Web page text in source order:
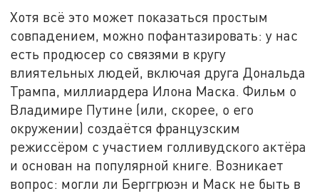
Хотя всё это может показаться простым
совпадением, можно пофантазировать: у нас
есть продюсер со связями в кругу
влиятельных людей, включая друга Дональда
Трампа, миллиардера Илона Маска. Фильм о
Владимире Путине (или, скорее, о его
окружении) создаётся французским
режиссёром с участием голливудского актёра
и основан на популярной книге. Возникает
вопрос: могли ли Берггрюэн и Маск не быть в